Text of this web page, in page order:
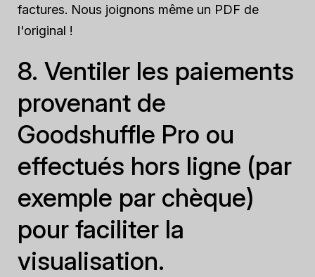
factures. Nous joignons même un PDF de
l'original !
8. Ventiler les paiements
provenant de
Goodshuffle Pro ou
effectués hors ligne (par
exemple par chèque)
pour faciliter la
visualisation.